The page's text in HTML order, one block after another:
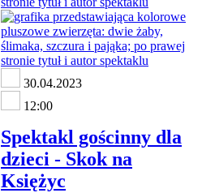
30.04.2023
12:00
Spektakl gościnny dla
dzieci - Skok na
Księżyc